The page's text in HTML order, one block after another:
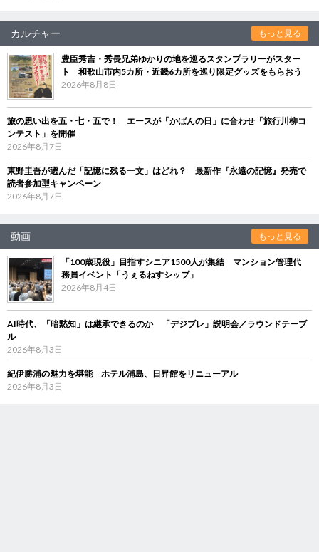
カルチャー もっと見る
豊臣秀吉・秀長兄弟ゆかりの地を巡るスタンプラリーがスター
ト 和歌山市内5カ所・近畿6カ所を巡り限定グッズをもらおう
2026年8月8日
旅の思い出を五・七・五で！ エースが「かばんの日」に合わせ「旅行川柳コ
ンテスト」を開催
2026年8月7日
東野圭吾が選んだ「記憶に残る一文」はどれ？ 最新作『永遠の記憶』発売で
読者参加型キャンペーン
2026年8月7日
動画 もっと見る
「100歳現役」目指すシニア1500人が集結 マンション管理代
務員イベント「うぇるねすシップ」
2026年8月4日
AI時代、「暗黙知」は継承できるのか 「デジブレ」説明会／ラウンドテーブ
ル
2026年8月3日
紀伊勝浦の魅力を堪能 ホテル浦島、日昇館をリニューアル
2026年8月3日